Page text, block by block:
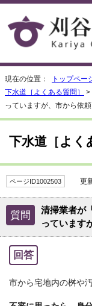
現在の位置： トップペー
下水道［よくある質問］
>
っていますが、市から依
下水道［よく
ページID1002503 更新
質問
清掃業者が
っています
回答
市から宅地内の桝や